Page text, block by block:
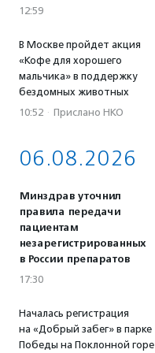
12:59
В Москве пройдет акция
«Кофе для хорошего
мальчика» в поддержку
бездомных животных
10:52 · Прислано НКО
06.08.2026
Минздрав уточнил
правила передачи
пациентам
незарегистрированных
в России препаратов
17:30
Началась регистрация
на «Добрый забег» в парке
Победы на Поклонной горе